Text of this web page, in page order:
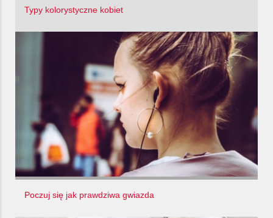
Typy kolorystyczne kobiet
Poczuj się jak prawdziwa gwiazda